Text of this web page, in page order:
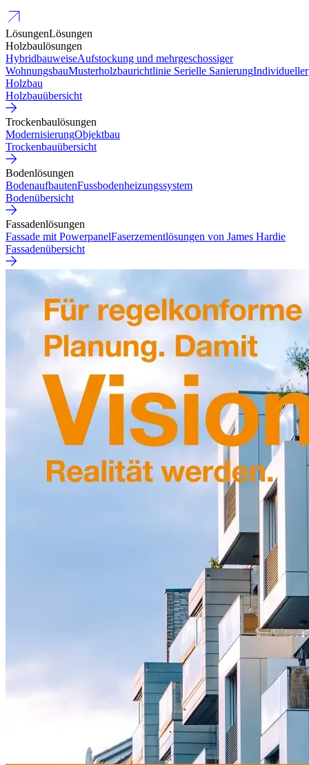
LösungenLösungen
Holzbaulösungen
HybridbauweiseAufstockung und mehrgeschossiger
WohnungsbauMusterholzbaurichtlinie Serielle SanierungIndividueller
Holzbau
Holzbauübersicht
Trockenbaulösungen
ModernisierungObjektbau
Trockenbauübersicht
Bodenlösungen
BodenaufbautenFussbodenheizungssystem
Bodenübersicht
Fassadenlösungen
Fassade mit PowerpanelFaserzementlösungen von James Hardie
Fassadenübersicht